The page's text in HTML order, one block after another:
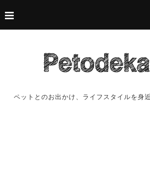
ペットとのお出かけ、ライフスタイルを身